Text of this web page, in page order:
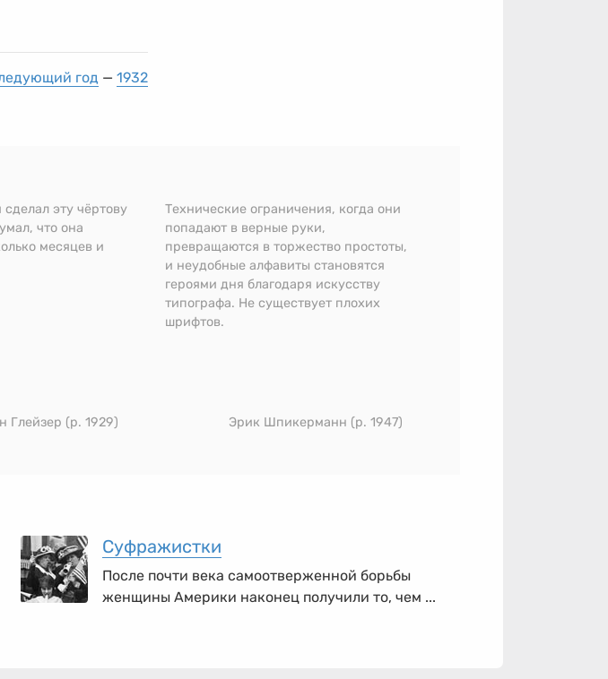
год — 1932
сделал эту чёртову
что она
месяцев и
Глейзер (р. 1929)
Технические ограничения, когда они
попадают в верные руки,
превращаются в торжество простоты,
и неудобные алфавиты становятся
героями дня благодаря искусству
типографа. Не существует плохих
шрифтов.
Эрик Шпикерманн (р. 1947)
Суфражистки
После почти века самоотверженной борьбы
женщины Америки наконец получили то, чем ...